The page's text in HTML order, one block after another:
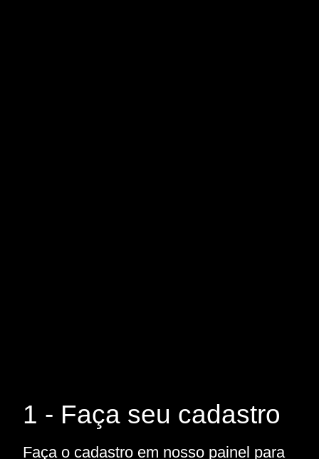
1 - Faça seu cadastro
Faça o cadastro em nosso painel para